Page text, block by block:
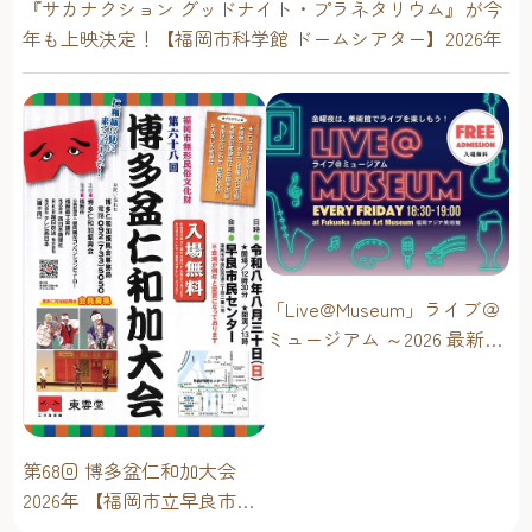
『サカナクション グッドナイト・プラネタリウム』が今
年も上映決定！【福岡市科学館 ドームシアター】2026年
第68回 博多盆仁和加大会
2026年 【福岡市立早良市民
「Live@Museum」ライブ＠
ミュージアム ～2026 最新イ